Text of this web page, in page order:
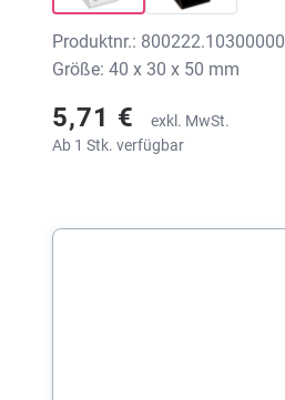
Produktnr.: 800222.10300000
Größe: 40 x 30 x 50 mm
5,71 €
exkl. MwSt.
Ab 1 Stk. verfügbar